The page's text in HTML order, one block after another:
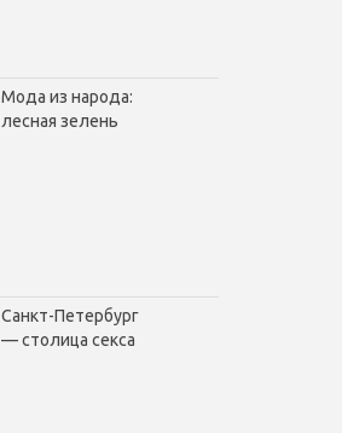
Мода из народа:
лесная зелень
Санкт-Петербург
— столица секса